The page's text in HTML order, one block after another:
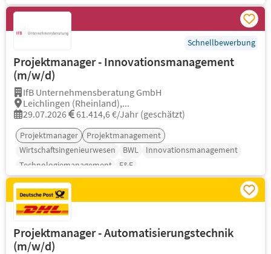
Schnellbewerbung
Projektmanager - Innovationsmanagement
(m/w/d)
IfB Unternehmensberatung GmbH
Leichlingen (Rheinland),...
29.07.2026
61.414,6 €/Jahr (geschätzt)
Projektmanager
Projektmanagement
Wirtschaftsingenieurwesen
BWL
Innovationsmanagement
Technologiemanagement
F&E
Projektmanager - Automatisierungstechnik
(m/w/d)